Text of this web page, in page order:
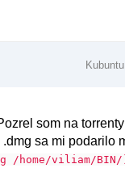
som na
sa mi podarilo
/home/viliam/BIN/